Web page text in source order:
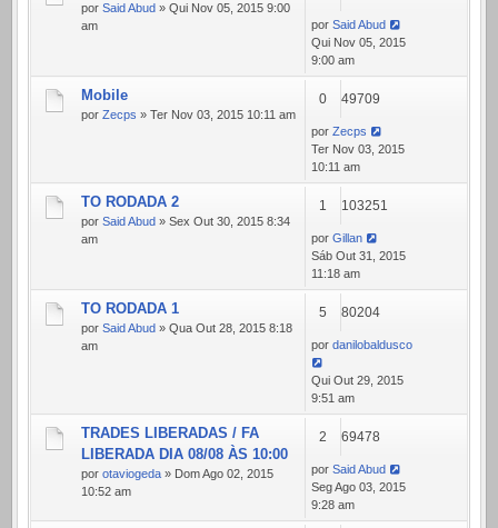
por Said Abud » Qui Nov 05, 2015 9:00
am
por Said Abud
Qui Nov 05, 2015
9:00 am
Mobile
por Zecps » Ter Nov 03, 2015 10:11 am
0 49709
por Zecps
Ter Nov 03, 2015
10:11 am
TO RODADA 2
por Said Abud » Sex Out 30, 2015 8:34
am
1 103251
por Gillan
Sáb Out 31, 2015
11:18 am
TO RODADA 1
por Said Abud » Qua Out 28, 2015 8:18
am
5 80204
por danilobaldusco
Qui Out 29, 2015
9:51 am
TRADES LIBERADAS / FA
LIBERADA DIA 08/08 ÀS 10:00
por otaviogeda » Dom Ago 02, 2015
10:52 am
2 69478
por Said Abud
Seg Ago 03, 2015
9:28 am